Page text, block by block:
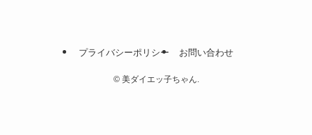
プライバシーポリシー お問い合わせ
©美ダイエッ子ちゃん.